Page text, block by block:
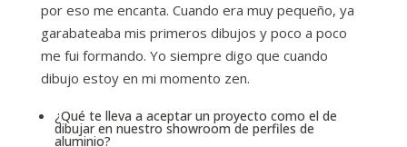
por eso me encanta. Cuando era muy pequeño, ya
garabateaba mis primeros dibujos y poco a poco
me fui formando. Yo siempre digo que cuando
dibujo estoy en mi momento zen.
¿Qué te lleva a aceptar un proyecto como el de
dibujar en nuestro showroom de perfiles de
aluminio?